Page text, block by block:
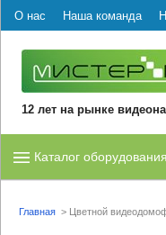
О нас Наша команда
12 лет на рынке
Каталог оборудования
Главная > Цветной